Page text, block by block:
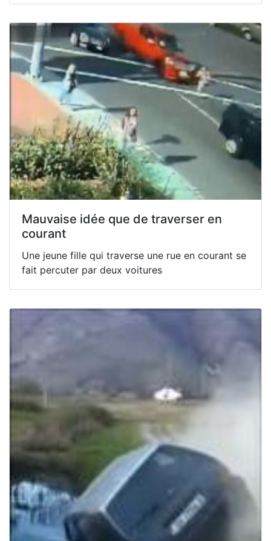
Mauvaise idée que de traverser en
courant
Une jeune fille qui traverse une rue en courant se
fait percuter par deux voitures